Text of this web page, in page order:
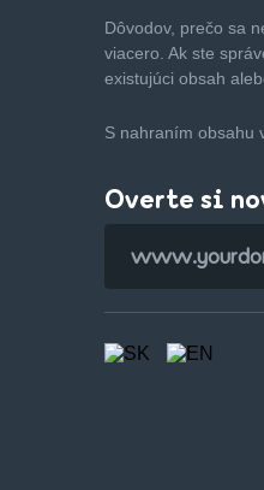
Dôvodov, prečo sa
viacero. Ak ste
existujúci obsah
S nahraním obsahu
Overte si